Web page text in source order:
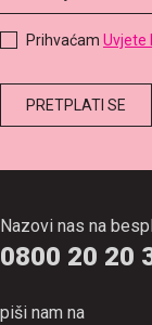
Nazovi nas na
0800 20 20
piši nam na
Prihvaćam Uvjete